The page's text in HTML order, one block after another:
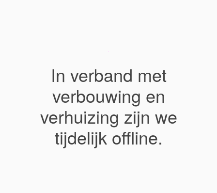
In verband met
verbouwing en
verhuizing zijn we
tijdelijk offline.